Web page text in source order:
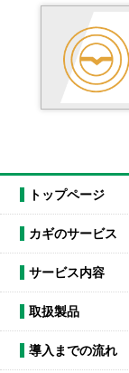
トップページ
カギのサービス
サービス内容
取扱製品
導入までの流れ